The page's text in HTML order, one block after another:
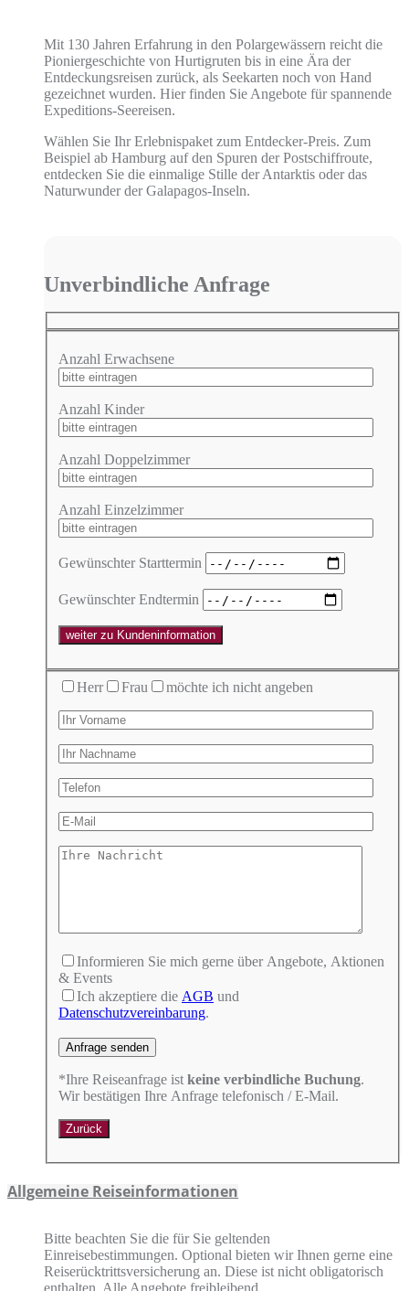
Mit 130 Jahren Erfahrung in den Polargewässern reicht die
Pioniergeschichte von Hurtigruten bis in eine Ära der
Entdeckungsreisen zurück, als Seekarten noch von Hand
gezeichnet wurden. Hier finden Sie Angebote für spannende
Expeditions-Seereisen.
Wählen Sie Ihr Erlebnispaket zum Entdecker-Preis. Zum
Beispiel ab Hamburg auf den Spuren der Postschiffroute,
entdecken Sie die einmalige Stille der Antarktis oder das
Naturwunder der Galapagos-Inseln.
Unverbindliche Anfrage
Anzahl Erwachsene
Anzahl Kinder
Anzahl Doppelzimmer
Anzahl Einzelzimmer
Gewünschter Starttermin
Gewünschter Endtermin
weiter zu Kundeninformation
Herr Frau möchte ich nicht angeben
Informieren Sie mich gerne über Angebote, Aktionen
& Events
Ich akzeptiere die AGB und
Datenschutzvereinbarung.
*Ihre Reiseanfrage ist keine verbindliche Buchung.
Wir bestätigen Ihre Anfrage telefonisch / E-Mail.
Zurück
Allgemeine Reiseinformationen
Bitte beachten Sie die für Sie geltenden
Einreisebestimmungen. Optional bieten wir Ihnen gerne eine
Reiserücktrittsversicherung an. Diese ist nicht obligatorisch